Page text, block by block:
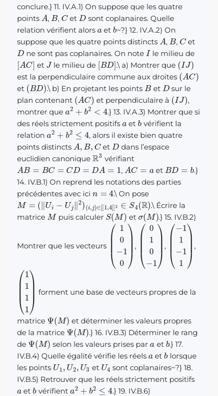
conclure.} 11. IV.A.1) On suppose que les quatre
points
A
,
B
,
C
et
D
sont coplanaires. Quelle
relation vérifient alors
et
b
~?} 12. IV.A.2) On
suppose que les quatre points distincts
A
,
B
,
C
et
D
ne sont pas coplanaires. On note
I
le milieu de
[ A C]
et
J
le milieu de
[BD]
.\ a) Montrer que
(IJ )
est la perpendiculaire commune aux droites
( A C)
et
(BD)
.\ b) En projetant les points
B
et
D
sur le
plan contenant
( AC)
et perpendiculaire à
(IJ )
,
montrer que
a2 + b2<
.} 13. IV.A.3) Montrer que si
des réels strictement positifs
et
b
vérifient la
relation
a2 b2 4
, alors il existe bien quatre
points distincts
A, B,
et
D
dans l’espace
euclidien canonique
R3
vérifiant
A B C =C =DA 1
,
A C=
et
BD
.}
14. IV.B.1) On reprend les notations des parties
précédentes avec ici
.\ On pose
M= Ui−U 2)( i,j) 2 S4 (R)
.\ Écrire la
matrice
M
puis calculer
S(M)
et
σ (M)
.} 15. IV.B.2)
Montrer que les vecteurs
( 0− 0
,
( 10 1
,
( 1− 1
,
(1 11 1)
forment une base de vecteurs propres de la
matrice
Ψ (M)
et déterminer les valeurs propres
de la matrice
Ψ (M)
.} 16. IV.B.3) Déterminer le rang
de
Ψ (M)
selon les valeurs prises par et
b
.} 17.
IV.B.4) Quelle égalité vérifie les réels
et
b
lorsque
les points
U U2 U3
et
U4
sont coplanaires~?} 18.
IV.B.5) Retrouver que les réels strictement positifs
et
b
vérifient
a2 + b2 4
.} 19. IV.B.6)